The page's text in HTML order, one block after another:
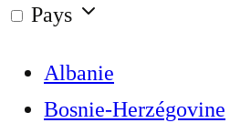
Pays
Albanie
Bosnie-Herzégovine